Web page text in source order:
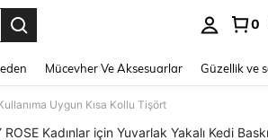
0
Mücevher Ve Aksesuarlar Güzellik ve
Uygun Kısa Kollu Tişört
ROSE Kadınlar için Yuvarlak Yakalı Kedi